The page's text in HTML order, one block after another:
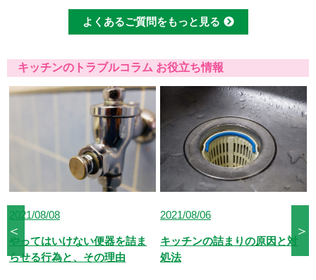
心してまずはご相談ください。
クレジットカードのご利用は、VISA、Maste
r、JCBカードからお選びいただけます。クレ
済、QR決済など、お客さまのご都合に合わせ
た方法をお選びいただけます。
よくあるご質問をもっと見る
キッチンのトラブルコラム お役立ち情報
2021/08/06
キッチンの詰まりの原因と対
処法
2021/08/23
水のトラブルが多い台所（キ
ッチン）！水浸しになる前に
＜ ＞